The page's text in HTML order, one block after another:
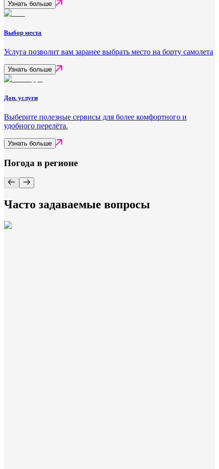
Узнать больше
Выбор места
Услуга позволит вам заранее выбрать место на борту самолета
Узнать больше
Доп. услуги
Выберите полезные сервисы для более комфортного и
удобного перелёта.
Узнать больше
Погода в регионе
Часто задаваемые вопросы